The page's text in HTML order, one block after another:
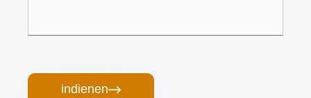
indienen